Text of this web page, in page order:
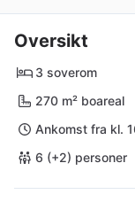
Oversikt
3 soverom
270 m² boareal
Ankomst fra kl.
6 (+2) personer